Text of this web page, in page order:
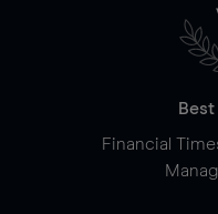
Financial